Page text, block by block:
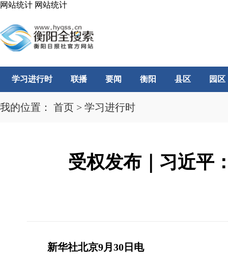
网站统计 网站统计
学习进行时 联播 要闻 衡阳 县区 园区
我的位置： 首页 > 学习进行时
受权发布｜习近平
新华社北京9月30日电